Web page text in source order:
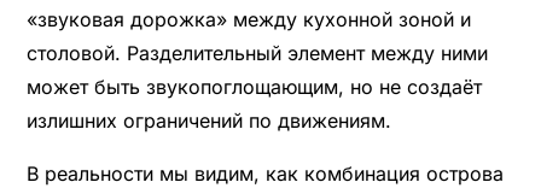
«звуковая дорожка» между кухонной зоной и
столовой. Разделительный элемент между ними
может быть звукопоглощающим, но не создаёт
излишних ограничений по движениям.
В реальности мы видим, как комбинация острова